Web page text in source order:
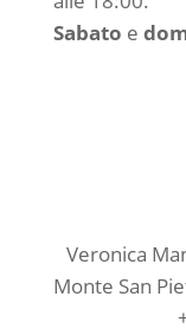
Sabato e
Veronica
Monte San